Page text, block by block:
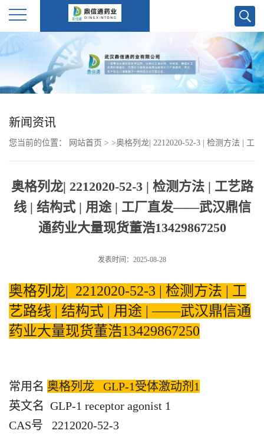
公
司
证
书
荣
产
品
新闻资讯
您当前的位置： 网站首页 > >奥格列龙| 2212020-52-3 | 检测方法 | 工
13429867250
奥格列龙| 2212020-52-3 | 检测方法 | 工艺路
线 | 结构式 | 用途 | 工厂直发——武汉鼎信
通药业大量现货董浩13429867250
发表时间：2025-08-28
奥格列龙| 2212020-52-3 | 检测方法 | 工
艺路线 | 结构式 | 用途 | ——武汉鼎信通
药业大量现货董浩13429867250
常用名 奥格列龙 GLP-1受体激动剂1
英文名 GLP-1 receptor agonist 1
CAS号 2212020-52-3